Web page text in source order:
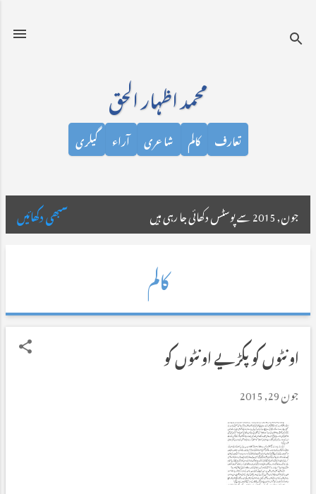
محمد اظہار الحق
تعارف کالم شاعری آراء گیلری
ا
ا
جون, 2015 سے پوسٹس دکھائی جا رہی ہیں سبھی دکھائیں
کالم
اونٹوں کو پکڑیے اونٹوں کو
جون 29, 2015